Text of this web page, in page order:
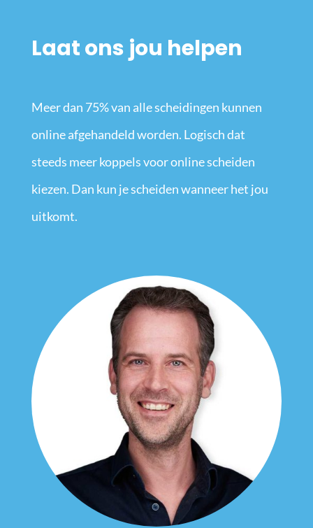
Laat ons jou helpen
Meer dan 75% van alle scheidingen kunnen
online afgehandeld worden. Logisch dat
steeds meer koppels voor online scheiden
kiezen. Dan kun je scheiden wanneer het jou
uitkomt.